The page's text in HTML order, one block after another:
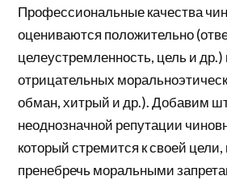
Профессиональные качества
оцениваются положительно
целеустремленность, цель и
отрицательных
обман, хитрый и др.). Добавим
неоднозначной репутации
который стремится к своей цели,
пренебречь моральными